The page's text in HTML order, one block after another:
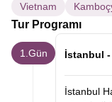
Vietnam
Tur Programı
1.Gün İstanbul
İstanbul